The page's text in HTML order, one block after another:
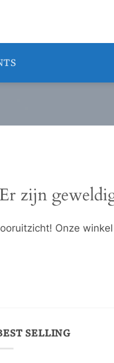
zijn
Onze
SELLING